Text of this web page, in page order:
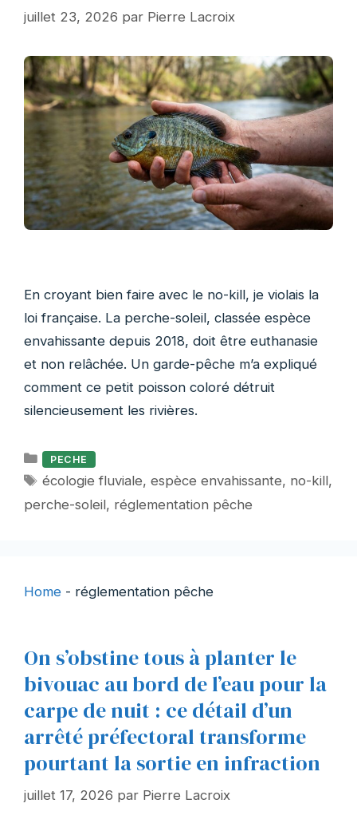
juillet 23, 2026 par Pierre Lacroix
En croyant bien faire avec le no-kill, je violais la
loi française. La perche-soleil, classée espèce
envahissante depuis 2018, doit être euthanasie
et non relâchée. Un garde-pêche m’a expliqué
comment ce petit poisson coloré détruit
silencieusement les rivières.
Catégories
PECHE
Étiquettes
écologie fluviale,espèce envahissante, no-kill,
perche-soleil, réglementation pêche
Home - réglementation pêche
On s’obstine tous à planter le
bivouac au bord de l’eau pour la
carpe de nuit : ce détail d’un
arrêté préfectoral transforme
pourtant la sortie en infraction
juillet 17, 2026 par Pierre Lacroix